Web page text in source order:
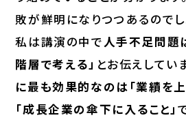
敗が鮮明になりつつあるのでし
私は講演の中で人手不足問題
階層で考える」 とお伝えしてい
に最も効果的なのは「業績を上
「成長企業の傘下に入ること」